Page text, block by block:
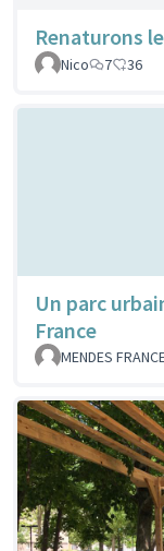
Renaturons
Nico
7 36
Un parc
France
MENDES